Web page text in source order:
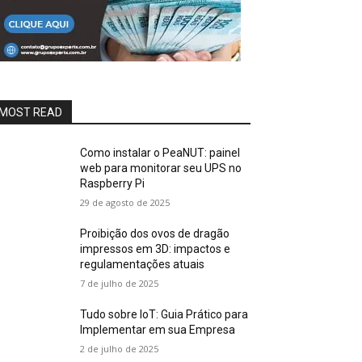
READ
Como instalar o PeaNUT: painel
web para monitorar seu UPS no
Raspberry Pi
29 de agosto de 2025
Proibição dos ovos de dragão
impressos em 3D: impactos e
regulamentações atuais
7 de julho de 2025
Tudo sobre IoT: Guia Prático para
Implementar em sua Empresa
2 de julho de 2025